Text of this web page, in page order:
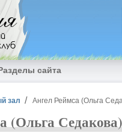
содержанию
сайта
зал Ангел Реймса (Ольга
(Ольга Седакова)